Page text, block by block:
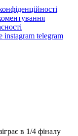
instagram telegram
в 1/4 фіналу